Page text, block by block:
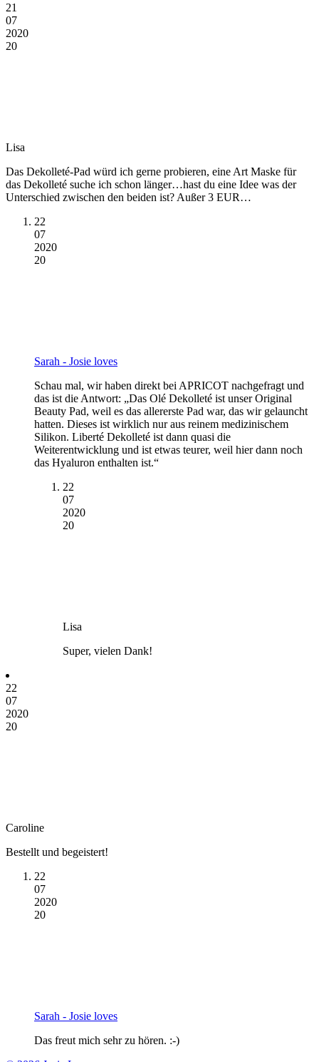
21
07
2020
20
Lisa
Das Dekolleté-Pad würd ich gerne probieren, eine Art Maske für
das Dekolleté suche ich schon länger…hast du eine Idee was der
Unterschied zwischen den beiden ist? Außer 3 EUR…
22
07
2020
20
Sarah - Josie loves
Schau mal, wir haben direkt bei APRICOT nachgefragt und
das ist die Antwort: „Das Olé Dekolleté ist unser Original
Beauty Pad, weil es das allererste Pad war, das wir gelauncht
hatten. Dieses ist wirklich nur aus reinem medizinischem
Silikon. Liberté Dekolleté ist dann quasi die
Weiterentwicklung und ist etwas teurer, weil hier dann noch
das Hyaluron enthalten ist.“
22
07
2020
20
Lisa
Super, vielen Dank!
22
07
2020
20
Caroline
Bestellt und begeistert!
22
07
2020
20
Sarah - Josie loves
Das freut mich sehr zu hören. :-)